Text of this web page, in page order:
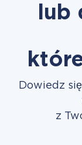
lub
Dowiedz
z